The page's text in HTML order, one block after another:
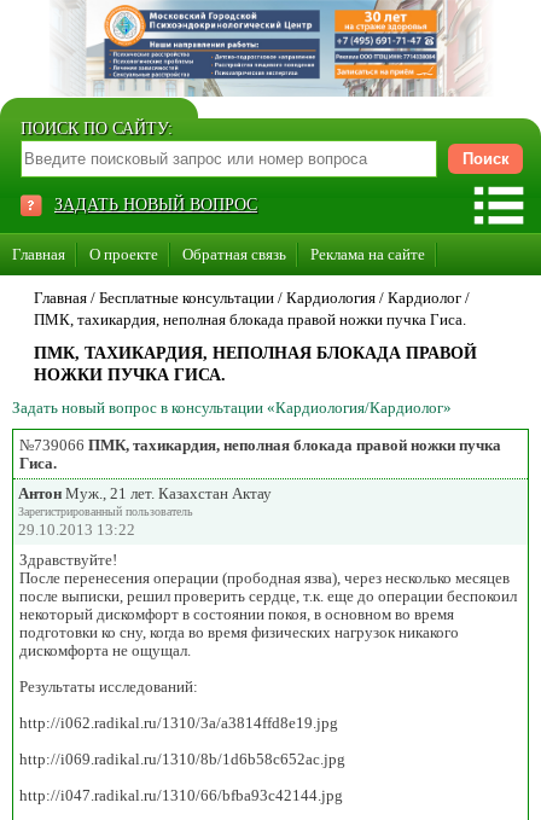
ПОИСК ПО САЙТУ:
ЗАДАТЬ НОВЫЙ ВОПРОС
Главная О проекте Обратная связь Реклама на сайте
Стать консультантом нашего сайта
Главная / Бесплатные консультации / Кардиология / Кардиолог /
ПМК, тахикардия, неполная блокада правой ножки пучка Гиса.
ПМК, ТАХИКАРДИЯ, НЕПОЛНАЯ БЛОКАДА ПРАВОЙ
НОЖКИ ПУЧКА ГИСА.
Задать новый вопрос в консультации «Кардиология/Кардиолог»
№739066 ПМК, тахикардия, неполная блокада правой ножки пучка
Гиса.
Антон Муж., 21 лет. Казахстан Актау
Зарегистрированный пользователь
29.10.2013 13:22
Здравствуйте!
После перенесения операции (прободная язва), через несколько месяцев
после выписки, решил проверить сердце, т.к. еще до операции беспокоил
некоторый дискомфорт в состоянии покоя, в основном во время
подготовки ко сну, когда во время физических нагрузок никакого
дискомфорта не ощущал.
Результаты исследований:
http://i062.radikal.ru/1310/3a/a3814ffd8e19.jpg
http://i069.radikal.ru/1310/8b/1d6b58c652ac.jpg
http://i047.radikal.ru/1310/66/bfba93c42144.jpg